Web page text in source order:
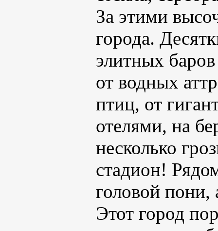
За этими
города.
элитных
от водных
птиц, от
отелями, на
несколько
стадион!
головой пони,
Этот город